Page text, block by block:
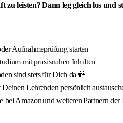
zu leisten? Dann leg gleich los
Aufnahmeprüfung starten
mit praxisnahen Inhalten
sind stets für Dich da 👫
Lehrenden persönlich
bei Amazon und weiteren Partnern der